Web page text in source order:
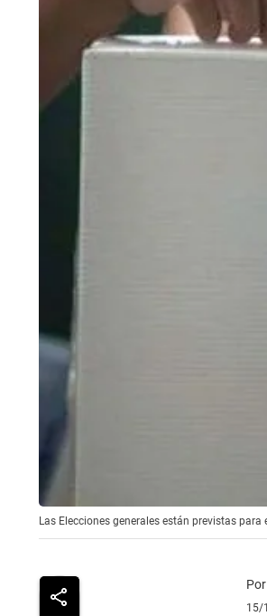
Las Elecciones generales están previstas
15/